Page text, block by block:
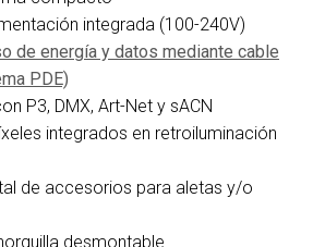
integrada (100-240V)
de energía y datos mediante cable
PDE)
P3, DMX, Art-Net y sACN
integrados en retroiluminación
de accesorios para aletas y/o
desmontable